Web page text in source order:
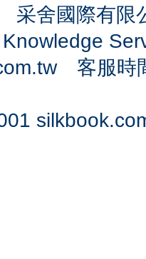
采舍國際有
Knowledge
客服時